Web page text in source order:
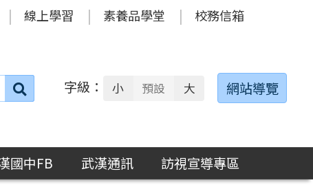
線上學習 素養品學堂 校務信箱
搜
字級： 小 預設 大 網站導覽
國中FB 武漢通訊
訪視宣導專區